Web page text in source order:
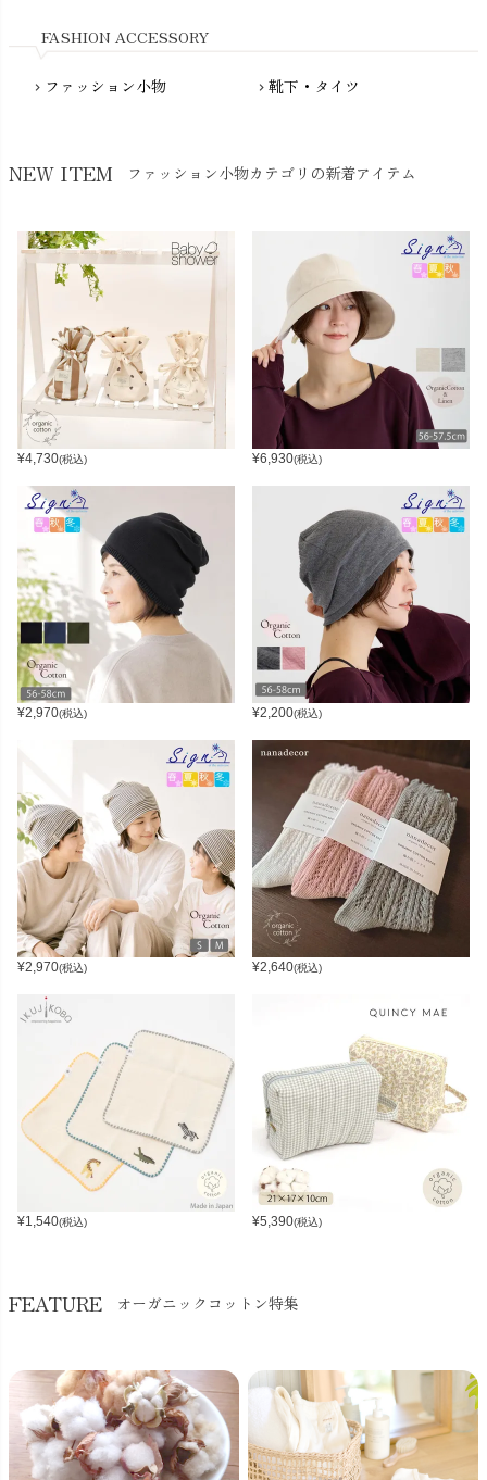
FASHION ACCESSORY
chevron_right ファッション小物 chevron_right 靴下・タイツ
NEW ITEM ファッション小物カテゴリの新着アイテム
¥4,730(税込) ¥6,930(税込)
¥2,970(税込) ¥2,200(税込)
¥2,970(税込) ¥2,640(税込)
¥1,540(税込) ¥5,390(税込)
FEATURE オーガニックコットン特集